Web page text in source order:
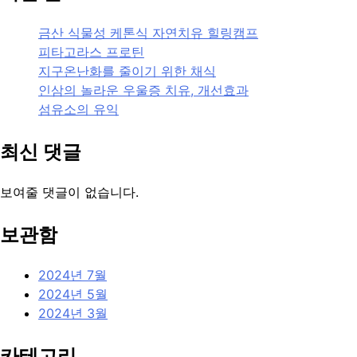
금산 식물성 케톤식 자연치유 힐링캠프
피타고라스 프로틴
지구온난화를 줄이기 위한 채식
인삼의 놀라운 우울증 치유, 개선효과
섬유소의 유익
최신 댓글
보여줄 댓글이 없습니다.
보관함
2024년 7월
2024년 5월
2024년 3월